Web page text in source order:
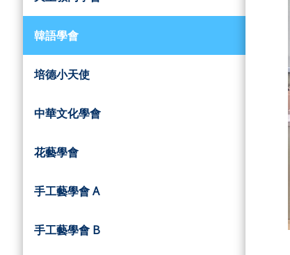
韓語學會
培德小天使
中華文化學會
花藝學會
手工藝學會 A
手工藝學會 B